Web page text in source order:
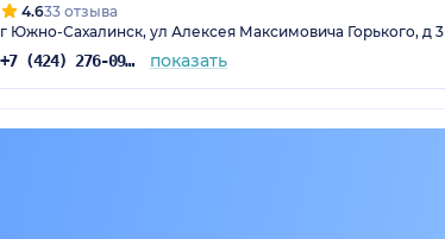
4.633 отзыва
г Южно-Сахалинск, ул Алексея Максимовича Горького, д 3
+7 (424) 276-09-03 показать